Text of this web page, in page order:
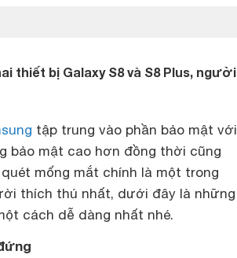
thiết bị Galaxy S8 và S8 Plus, người
tập trung vào phần bảo mật với
bảo mật cao hơn đồng thời cũng
mống mắt chính là một trong
thích thú nhất, dưới đây là những
cách dễ dàng nhất nhé.